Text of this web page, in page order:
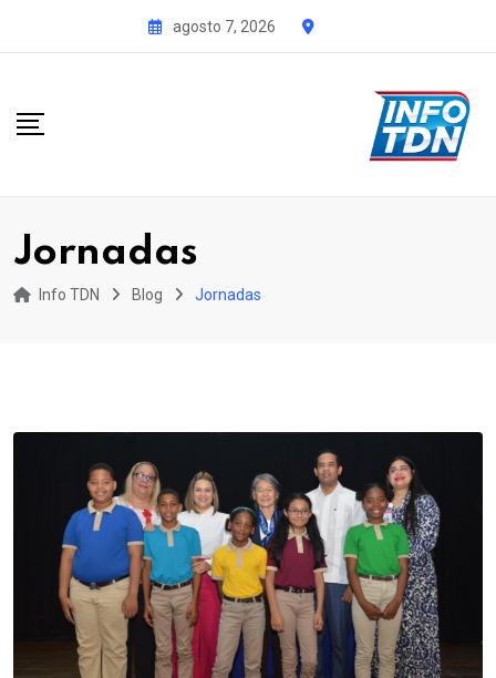
agosto 7, 2026
Jornadas
Info TDN Blog Jornadas